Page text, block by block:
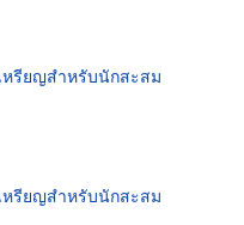
หรียญสำหรับนักสะสม
หรียญสำหรับนักสะสม